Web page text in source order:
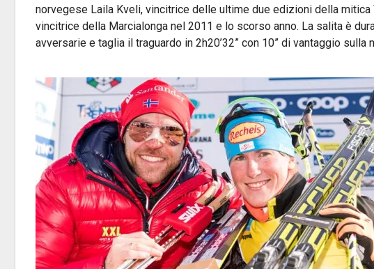
norvegese Laila Kveli, vincitrice delle ultime due edizioni della mitica
vincitrice della Marcialonga nel 2011 e lo scorso anno. La salita è
avversarie e taglia il traguardo in 2h20’32” con 10” di vantaggio